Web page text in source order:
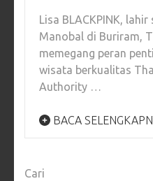
Lisa BLACKPINK,
Manobal di Buriram,
memegang peran
wisata berkualitas
Authority …
BACA
Cari